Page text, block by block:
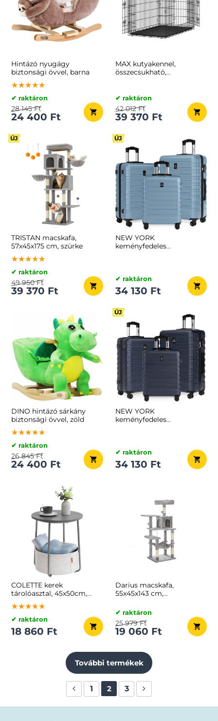
Hintázó nyugágy
biztonsági övvel, barna
★★★★★
★★★★★
★★★★★
✔ raktáron
24 400 Ft
28 145 Ft
MAX kutyakennel,
összecsukható,
✔ raktáron
39 370 Ft
42 012 Ft
ÚJ
TRISTAN macskafa,
57x45x175 cm, szürke
★★★★★
★★★★★
★★★★★
✔ raktáron
39 370 Ft
49 950 Ft
ÚJ
NEW YORK
keményfedeles
✔ raktáron
34 130 Ft
DINO hintázó sárkány
biztonsági övvel, zöld
★★★★★
★★★★★
★★★★★
✔ raktáron
24 400 Ft
26 845 Ft
ÚJ
NEW YORK
keményfedeles
✔ raktáron
34 130 Ft
COLETTE kerek
tárolóasztal, 45x50cm,
szürke/fehér
★★★★★
★★★★★
★★★★★
✔ raktáron
18 860 Ft
Darius macskafa,
55x45x143 cm,
✔ raktáron
19 060 Ft
25 979 Ft
További termékek
1 2 3